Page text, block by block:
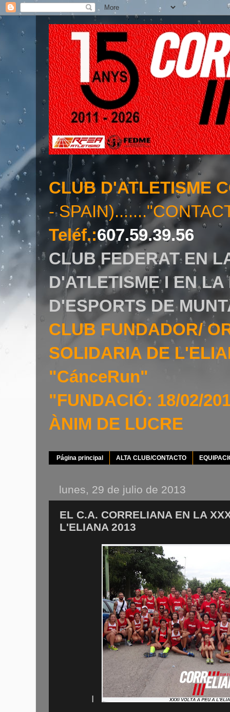
CLUB D'ATLETISME
-
Teléf.:607.59.39.56
CLUB FEDERAT EN
D'ATLETISME I EN
D'ESPORTS DE
CLUB FUNDADOR/
SOLIDARIA DE
"CánceRun"
"FUNDACIÓ: 18/02/
ÀNIM DE LUCRE
Página principal ALTA CLUB/CONTACTO
lunes, 29 de julio de 2013
EL C.A. CORRELIANA EN LA
L'ELIANA 2013
I